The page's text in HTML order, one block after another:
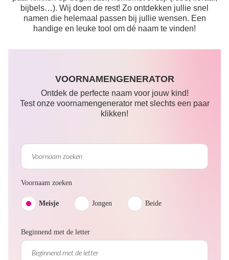
bijbels…). Wij doen de rest! Zo ontdekken jullie snel
namen die helemaal passen bij jullie wensen. Een
handige en leuke tool om dé naam te vinden!
VOORNAMENGENERATOR
Ontdek de perfecte naam voor jouw kind!
Test onze voornamengenerator met slechts een paar
klikken!
Voornaam zoeken
Meisje Jongen Beide
Beginnend met de letter